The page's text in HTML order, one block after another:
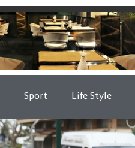
Sport Life Style